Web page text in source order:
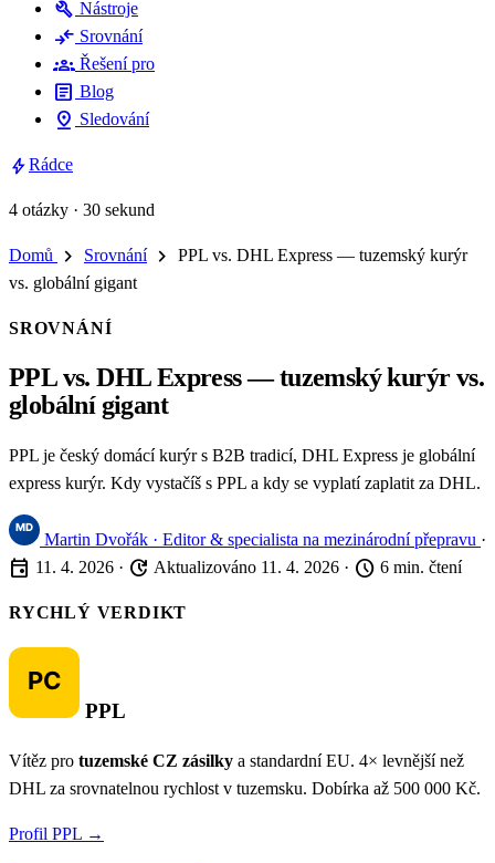
build Nástroje
compare_arrows Srovnání
groups Řešení pro
article Blog
pin_drop Sledování
boltRádce
4 otázky · 30 sekund
Domů chevron_right Srovnání chevron_right
PPL vs. DHL Express — tuzemský kurýr
vs. globální gigant
SROVNÁNÍ
PPL vs. DHL Express — tuzemský kurýr vs.
globální gigant
PPL je český domácí kurýr s B2B tradicí, DHL Express je globální
express kurýr. Kdy vystačíš s PPL a kdy se vyplatí zaplatit za DHL.
Martin Dvořák · Editor & specialista na mezinárodní přepravu ·
event 11. 4. 2026 · update Aktualizováno 11. 4. 2026 · schedule 6 min. čtení
RYCHLÝ VERDIKT
PPL
Vítěz pro tuzemské CZ zásilky a standardní EU. 4× levnější než
DHL za srovnatelnou rychlost v tuzemsku. Dobírka až 500 000 Kč.
Profil PPL →